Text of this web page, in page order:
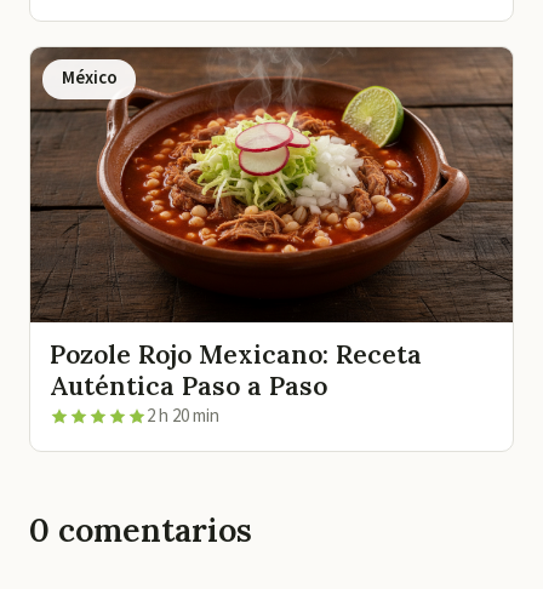
México
Pozole Rojo Mexicano: Receta
Auténtica Paso a Paso
2 h 20 min
0 comentarios